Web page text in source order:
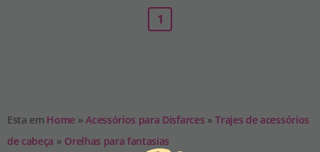
1
Esta em Home » Acessórios para Disfarces » Trajes de acessórios
de cabeça » Orelhas para fantasias